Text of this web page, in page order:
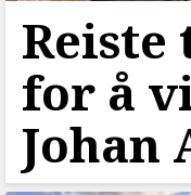
for å
Johan